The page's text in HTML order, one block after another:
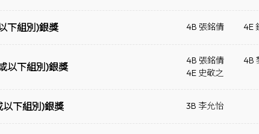
下組別)銀獎 4B 張銘倩 4E
以下組別)銀獎
4B 張銘倩 4B
4E 史敬之
下組別)銀獎 3B 李允怡